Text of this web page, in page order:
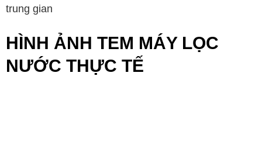
trung gian
HÌNH ẢNH TEM MÁY LỌC
NƯỚC THỰC TẾ